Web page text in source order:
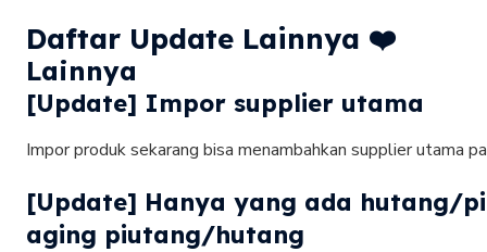
Daftar Update Lainnya ❤️
Lainnya
[Update] Impor supplier utama
Impor produk sekarang bisa menambahkan supplier utama
[Update] Hanya yang ada hutang/
aging piutang/hutang